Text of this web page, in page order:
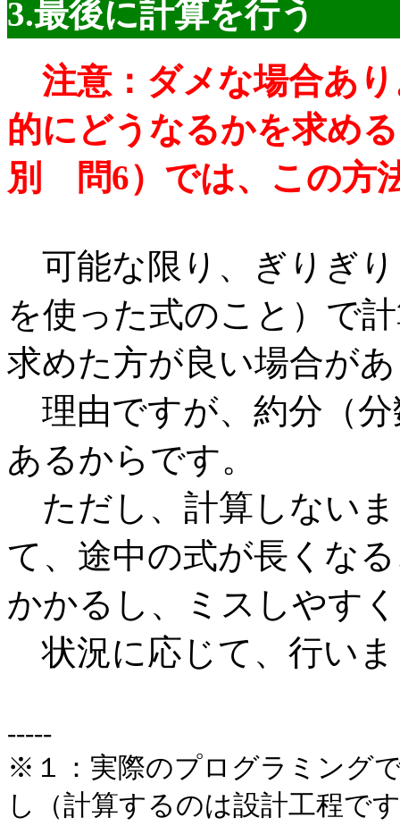
3.最後に計算を行う
注意：ダメな場合あ
的にどうなるかを求め
別 問6）では、この方
可能な限り、ぎりぎ
を使った式のこと）で
求めた方が良い場合が
理由ですが、約分（
あるからです。
ただし、計算しない
て、途中の式が長くな
かかるし、ミスしやす
状況に応じて、行い
-----
※１：実際のプログラミング
し（計算するのは設計工程で